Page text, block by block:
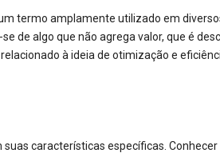
termo amplamente utilizado em
de algo que não agrega valor, que é
à ideia de otimização e
características específicas.